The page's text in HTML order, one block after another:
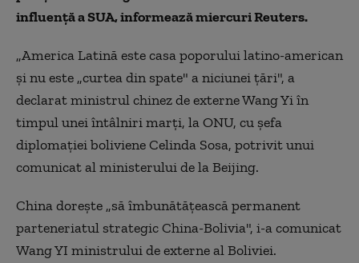
influenţă a SUA, informează miercuri Reuters.
„America Latină este casa poporului latino-american
şi nu este „curtea din spate" a niciunei ţări", a
declarat ministrul chinez de externe Wang Yi în
timpul unei întâlniri marţi, la ONU, cu şefa
diplomaţiei boliviene Celinda Sosa, potrivit unui
comunicat al ministerului de la Beijing.
China doreşte „să îmbunătăţească permanent
parteneriatul strategic China-Bolivia", i-a comunicat
Wang YI ministrului de externe al Boliviei.